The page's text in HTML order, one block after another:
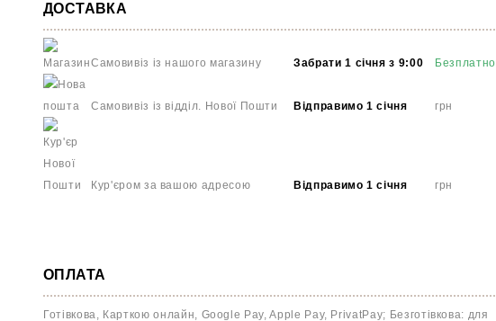
ДОСТАВКА
Самовивіз із нашого магазину Забрати 1 січня з 9:00 Безплатно
Самовивіз із відділ. Нової Пошти Відправимо 1 січня грн
Кур'єром за вашою адресою Відправимо 1 січня грн
ОПЛАТА
Готівкова, Карткою онлайн, Google Pay, Apple Pay, PrivatPay; Безготівкова: для